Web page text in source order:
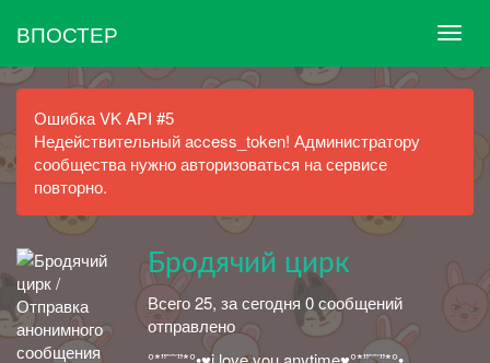
ВПОСТЕР
Ошибка VK API #5
Недействительный access_token! Администратору
сообщества нужно авторизоваться на сервисе
повторно.
Бродячий цирк
Всего 25, за сегодня 0 сообщений
отправлено